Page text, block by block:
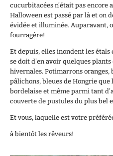
cucurbitacées n’était pas encore
Halloween est passé par là et on
évidée et illuminée. Auparavant,
fourragère!
Et depuis, elles inondent les
se doit d’en avoir quelques
hivernales. Potimarrons
pâlichons, bleues de Hongrie que
bordelaise et même parmi tant
couverte de pustules du plus bel
Et vous, laquelle est votre
à bientôt les rêveurs!